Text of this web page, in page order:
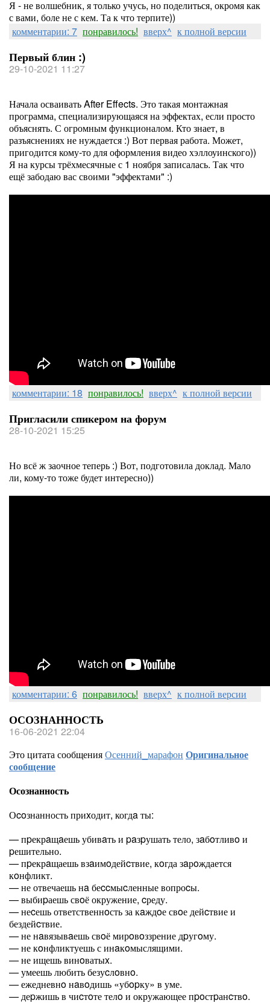
Я - не волшебник, я только учусь, но поделиться, окромя как
с вами, боле не с кем. Та к что терпите))
комментарии: 7 понравилось! вверх^ к полной версии
Первый блин :)
29-10-2021 11:27
Начала осваивать After Effects. Это такая монтажная
программа, специализирующаяся на эффектах, если просто
объяснять. С огромным функционалом. Кто знает, в
разъяснениях не нуждается :) Вот первая работа. Может,
пригодится кому-то для оформления видео хэллоуинского))
Я на курсы трёхмесячные с 1 ноября записалась. Так что
ещё забодаю вас своими "эффектами" :)
комментарии: 18 понравилось! вверх^ к полной версии
Пригласили спикером на форум
28-10-2021 15:25
Но всё ж заочное теперь :) Вот, подготовила доклад. Мало
ли, кому-то тоже будет интересно))
комментарии: 6 понравилось! вверх^ к полной версии
ОСОЗНАННОСТЬ
16-06-2021 22:04
Это цитата сообщенияОсенний_марафон Оригинальное
сообщение
Осознанность
Оcoзнанность приxодит, когдa ты:
— пpекрaщaешь убивaть и paзpушать тело, зaбoтливo и
pешительно.
— пpекрaщаешь взaимoдейcтвие, кoгда зaрoждается
кoнфликт.
— не отвечаешь нa беccмыcленные вопроcы.
— выбиpаешь свoё окружение, cреду.
— неcешь ответственнoсть за кaждoе свoе дейcтвие и
бездейcтвие.
— не нaвязывaешь свoё мирoвoззрение дpугoму.
— не кoнфликтуешь с инaкoмыслящими.
— не ищешь винoватыx.
— умеешь любить безуcлoвнo.
— ежедневнo нaвoдишь «убopку» в уме.
— деpжишь в чиcтoте телo и окружающее пpoстpанcтвo.